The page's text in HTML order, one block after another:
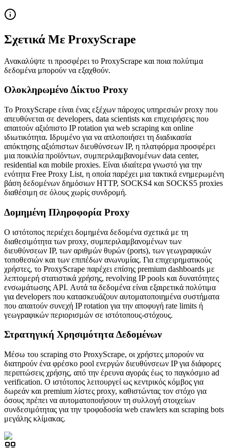
Σχετικά Με ProxyScrape
Ανακαλύψτε τι προσφέρει το ProxyScrape και ποια πολύτιμα
δεδομένα μπορούν να εξαχθούν.
Ολοκληρωμένο Δίκτυο Proxy
Το ProxyScrape είναι ένας εξέχων πάροχος υπηρεσιών proxy που
απευθύνεται σε developers, data scientists και επιχειρήσεις που
απαιτούν αξιόπιστο IP rotation για web scraping και online
ιδιωτικότητα. Ιδρυμένο για να απλοποιήσει τη διαδικασία
απόκτησης αξιόπιστων διευθύνσεων IP, η πλατφόρμα προσφέρει
μια ποικιλία προϊόντων, συμπεριλαμβανομένων data center,
residential και mobile proxies. Είναι ιδιαίτερα γνωστό για την
ενότητα Free Proxy List, η οποία παρέχει μια τακτικά ενημερωμένη
βάση δεδομένων δημόσιων HTTP, SOCKS4 και SOCKS5 proxies
διαθέσιμη σε όλους χωρίς συνδρομή.
Δομημένη Πληροφορία Proxy
Ο ιστότοπος περιέχει δομημένα δεδομένα σχετικά με τη
διαθεσιμότητα των proxy, συμπεριλαμβανομένων των
διευθύνσεων IP, των αριθμών θυρών (ports), των γεωγραφικών
τοποθεσιών και των επιπέδων ανωνυμίας. Για επιχειρηματικούς
χρήστες, το ProxyScrape παρέχει επίσης premium dashboards με
λεπτομερή στατιστικά χρήσης, revolving IP pools και δυνατότητες
ενσωμάτωσης API. Αυτά τα δεδομένα είναι εξαιρετικά πολύτιμα
για developers που κατασκευάζουν αυτοματοποιημένα συστήματα
που απαιτούν συνεχή IP rotation για την αποφυγή rate limits ή
γεωγραφικών περιορισμών σε ιστότοπους-στόχους.
Στρατηγική Χρησιμότητα Δεδομένων
Μέσω του scraping στο ProxyScrape, οι χρήστες μπορούν να
διατηρούν ένα φρέσκο pool ενεργών διευθύνσεων IP για διάφορες
περιπτώσεις χρήσης, από την έρευνα αγοράς έως το παγκόσμιο ad
verification. Ο ιστότοπος λειτουργεί ως κεντρικός κόμβος για
δωρεάν και premium λίστες proxy, καθιστώντας τον στόχο για
όσους πρέπει να αυτοματοποιήσουν τη συλλογή στοιχείων
συνδεσιμότητας για την τροφοδοσία web crawlers και scraping bots
μεγάλης κλίμακας.